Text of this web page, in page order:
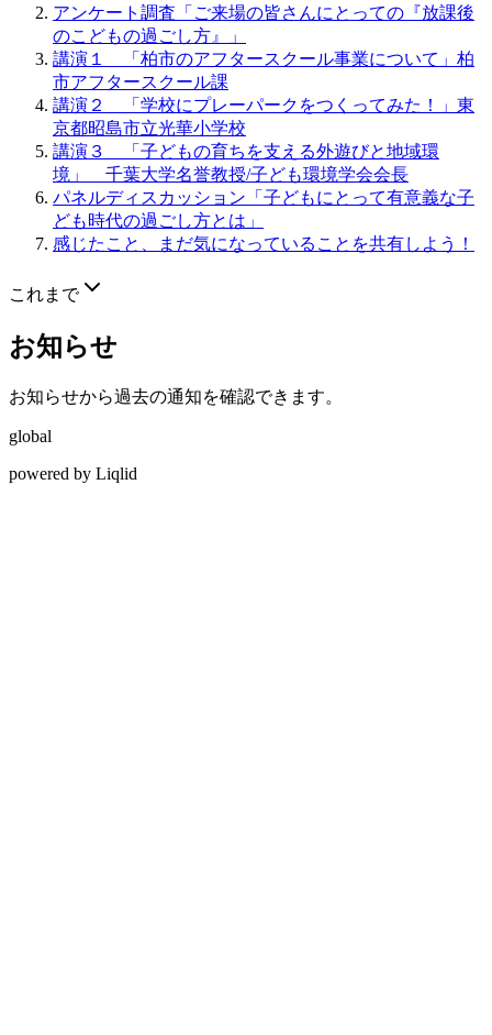
アンケート調査「ご来場の皆さんにとっての『放課後
のこどもの過ごし方』」
講演１ 「柏市のアフタースクール事業について」柏
市アフタースクール課
講演２ 「学校にプレーパークをつくってみた！」東
京都昭島市立光華小学校
講演３ 「子どもの育ちを支える外遊びと地域環
境」 千葉大学名誉教授/子ども環境学会会長
パネルディスカッション「子どもにとって有意義な子
ども時代の過ごし方とは」
感じたこと、まだ気になっていることを共有しよう！
これまで
お知らせ
お知らせから過去の通知を確認できます。
global
powered by Liqlid